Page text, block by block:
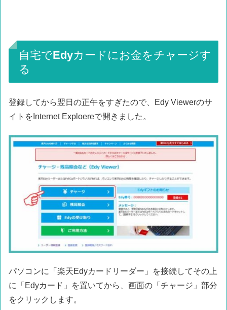
自宅でEdyカードにお金をチャージす
る
登録してから翌日の正午をすぎたので、Edy Viewerのサ
イトをInternet Exploereで開きました。
パソコンに「楽天Edyカードリーダー」を接続してその上
に「Edyカード」を置いてから、画面の「チャージ」部分
をクリックします。